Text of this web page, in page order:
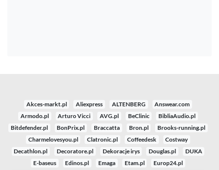
Akces-markt.pl Aliexpress ALTENBERG
Answear.com
Armodo.pl
Arturo Vicci AVG.pl BeClinic
BibliaAudio.pl
Bitdefender.pl
BonPrix.pl Braccatta Bron.pl
Brooks-running.pl
Charmelovesyou.pl
Clatronic.pl Coffeedesk
Costway
Decathlon.pl
Decoratore.pl Dekoracje irys Douglas.pl
DUKA
E-baseus
Edinos.pl Emaga Etam.pl
Europ24.pl